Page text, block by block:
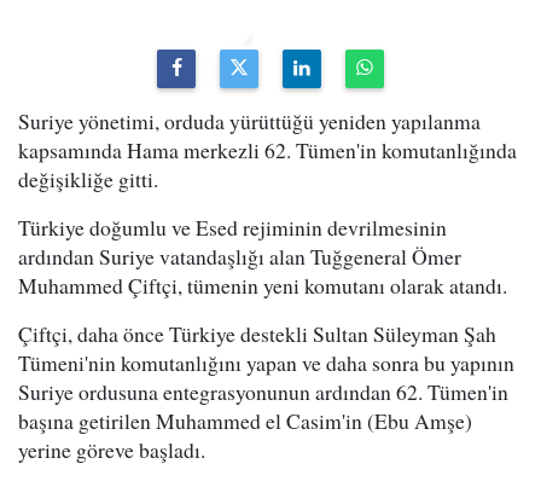
Suriye yönetimi, orduda yürüttüğü yeniden yapılanma
kapsamında Hama merkezli 62. Tümen'in komutanlığında
değişikliğe gitti.
Türkiye doğumlu ve Esed rejiminin devrilmesinin
ardından Suriye vatandaşlığı alan Tuğgeneral Ömer
Muhammed Çiftçi, tümenin yeni komutanı olarak atandı.
Çiftçi, daha önce Türkiye destekli Sultan Süleyman Şah
Tümeni'nin komutanlığını yapan ve daha sonra bu yapının
Suriye ordusuna entegrasyonunun ardından 62. Tümen'in
başına getirilen Muhammed el Casim'in (Ebu Amşe)
yerine göreve başladı.